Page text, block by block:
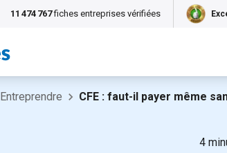
11 474 767 fiches entreprises vérifiées
Entreprendre CFE : faut-il payer même
4